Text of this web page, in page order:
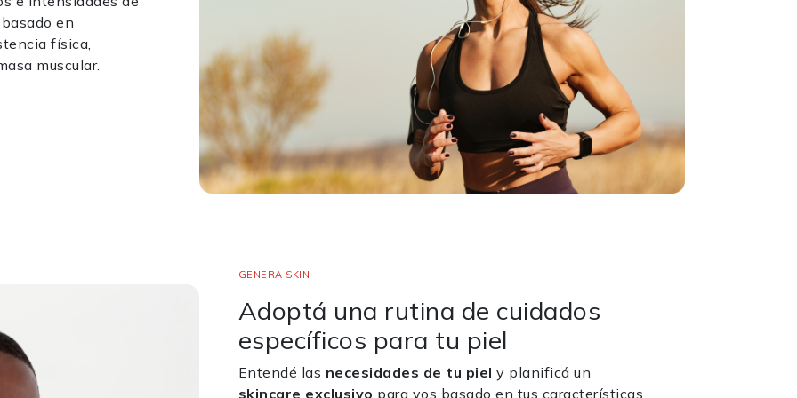
en
física,
muscular.
GENERA SKIN
Adoptá una rutina de cuidados
específicos para tu piel
Entendé las necesidades de tu piel y planificá un
skincare exclusivo para vos basado en tus características